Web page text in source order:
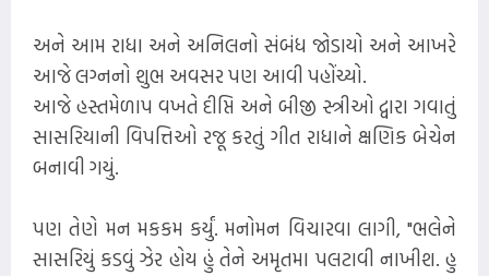
અને આમ રાધા અને અનિલનો સંબંધ જોડાયો અને આખરે
આજે લગ્નનો શુભ અવસર પણ આવી પહોંચ્યો.
આજે હસ્તમેળાપ વખતે દીપ્તિ અને બીજી સ્ત્રીઓ દ્વારા ગવાતું
સાસરિયાની વિપત્તિઓ રજૂ કરતું ગીત રાધાને ક્ષણિક બેચેન
બનાવી ગયું.
પણ તેણે મન મકકમ કર્યું. મનોમન વિચારવા લાગી, "ભલેને
સાસરિયું કડવું ઝેર હોય હું તેને અમૃતમા પલટાવી નાખીશ. હુ